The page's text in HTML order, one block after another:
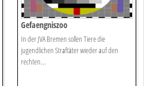
Gefaengniszoo
In der JVA Bremen sollen Tiere die
jugendlichen Straftäter wieder auf den
rechten...